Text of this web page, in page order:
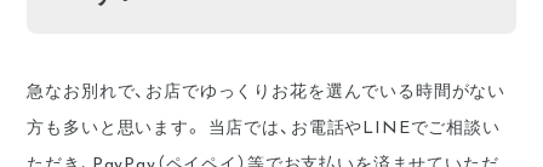
急なお別れで、お店でゆっくりお花を選んでいる時間がない
方も多いと思います。 当店では、お電話やLINEでご相談い